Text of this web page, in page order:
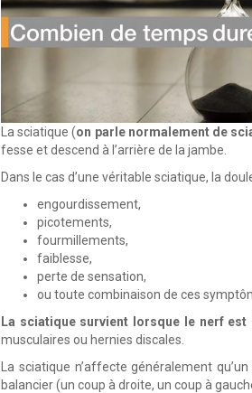
La sciatique (on parle normalement de
fesse et descend à l’arrière de la jambe.
Dans le cas d’une véritable sciatique, la
engourdissement,
picotements,
fourmillements,
faiblesse,
perte de sensation,
ou toute combinaison de ces
La sciatique survient lorsque le nerf
musculaires ou hernies discales.
La sciatique n’affecte généralement
balancier (un coup à droite, un coup à